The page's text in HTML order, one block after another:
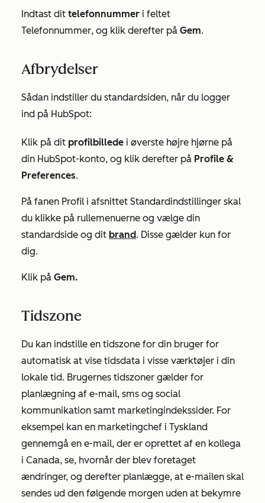
Indtast dit telefonnummer i feltet
Telefonnummer, og klik derefter på Gem.
Afbrydelser
Sådan indstiller du standardsiden, når du logger
ind på HubSpot:
Klik på dit profilbillede i øverste højre hjørne på
din HubSpot-konto, og klik derefter på Profile &
Preferences.
På fanen Profil i afsnittet Standardindstillinger skal
du klikke på rullemenuerne og vælge din
standardside og dit brand. Disse gælder kun for
dig.
Klik på Gem.
Tidszone
Du kan indstille en tidszone for din bruger for
automatisk at vise tidsdata i visse værktøjer i din
lokale tid. Brugernes tidszoner gælder for
planlægning af e-mail, sms og social
kommunikation samt marketingindekssider. For
eksempel kan en marketingchef i Tyskland
gennemgå en e-mail, der er oprettet af en kollega
i Canada, se, hvornår der blev foretaget
ændringer, og derefter planlægge, at e-mailen skal
sendes ud den følgende morgen uden at bekymre